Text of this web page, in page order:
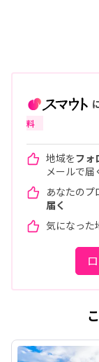
料
地域をフォ
メールで届
あなたのプ
届く
気になった